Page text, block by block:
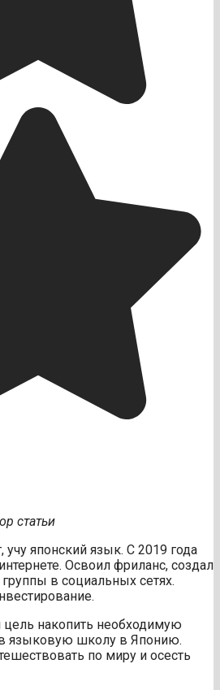
статьи
учу японский язык. С 2019 года
Освоил фриланс, создал
группы в социальных сетях.
цель накопить необходимую
языковую школу в Японию.
по миру и осесть